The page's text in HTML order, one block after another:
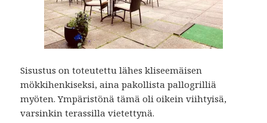
Sisustus on toteutettu lähes kliseemäisen
mökkihenkiseksi, aina pakollista pallogrilliä
myöten. Ympäristönä tämä oli oikein viihtyisä,
varsinkin terassilla vietettynä.